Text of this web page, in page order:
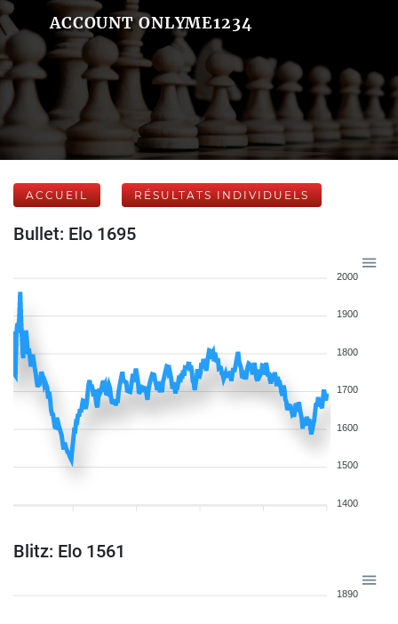
ACCOUNT ONLYME1234
ACCUEIL RÉSULTATS INDIVIDUELS
Bullet: Elo 1695
2000
1900
1800
1700
1600
1500
1400
Blitz: Elo 1561
1890